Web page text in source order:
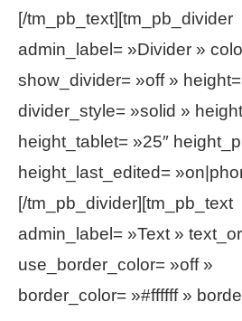
[/tm_pb_text][tm_pb_divider
admin_label= »Divider »
show_divider= »off »
divider_style= »solid »
height_tablet= »25″
height_last_edited=
[/tm_pb_divider][tm_pb_text
admin_label= »Text »
use_border_color= »off »
border_color= »#ffffff »